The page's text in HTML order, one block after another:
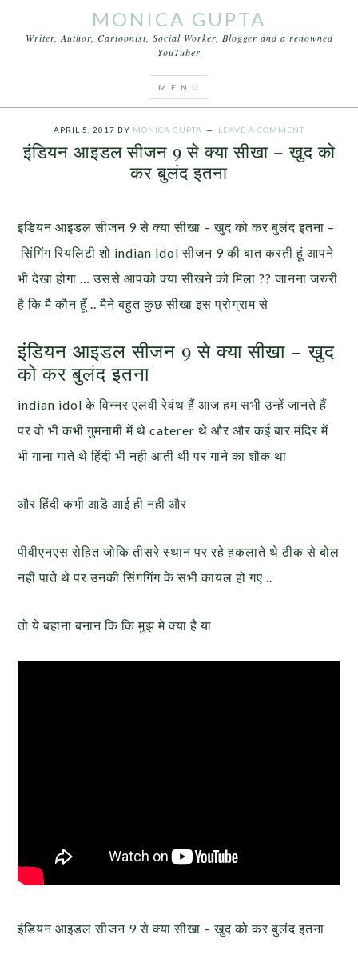
MONICA GUPTA
Writer, Author, Cartoonist, Social Worker, Blogger and a renowned
YouTuber
क्या सीखा – खुद को कर बुलंद इतना
APRIL 5, 2017 BY MONICA GUPTA LEAVE A COMMENT
इंडियन आइडल सीजन 9 से क्या सीखा – खुद को
कर बुलंद इतना
इंडियन आइडल सीजन 9 से क्या सीखा – खुद को कर बुलंद इतना –
सिंगिंग रियलिटी शो indian idol सीजन 9 की बात करती हूं आपने
भी देखा होगा …उससे आपको क्या सीखने को मिला ?? जानना जरुरी
है कि मै कौन हूँ .. मैने बहुत कुछ सीखा इस प्रोग्राम से
इंडियन आइडल सीजन 9 से क्या सीखा – खुद
को कर बुलंद इतना
indian idol के विन्नर एलवी रेवंथ हैं आज हम सभी उन्हें जानते हैं
पर वो भी कभी गुमनामी में थे caterer थे और और कई बार मंदिर में
भी गाना गाते थे हिंदी भी नही आती थी पर गाने का शौक था
और हिंदी कभी आडॆ आई ही नही और
पीवीएनएस रोहित जोकि तीसरे स्थान पर रहे हकलाते थे ठीक से बोल
नही पाते थे पर उनकी सिंगगिंग के सभी कायल हो गए ..
तो ये बहाना बनान कि कि मुझ मे क्या है या
इंडियन आइडल सीजन 9 से क्या सीखा – खुद को कर बुलंद इतना